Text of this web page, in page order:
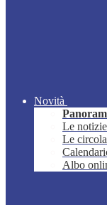
Novità
Le notizie
Le
Albo